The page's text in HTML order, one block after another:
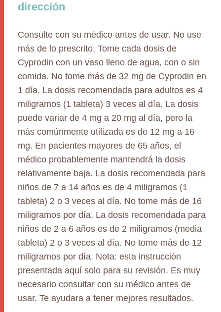
dirección
Consulte con su médico antes de usar. No use
más de lo prescrito. Tome cada dosis de
Cyprodin con un vaso lleno de agua, con o sin
comida. No tome más de 32 mg de Cyprodin en
1 día. La dosis recomendada para adultos es 4
miligramos (1 tableta) 3 veces al día. La dosis
puede variar de 4 mg a 20 mg al día, pero la
más comúnmente utilizada es de 12 mg a 16
mg. En pacientes mayores de 65 años, el
médico probablemente mantendrá la dosis
relativamente baja. La dosis recomendada para
niños de 7 a 14 años es de 4 miligramos (1
tableta) 2 o 3 veces al día. No tome más de 16
miligramos por día. La dosis recomendada para
niños de 2 a 6 años es de 2 miligramos (media
tableta) 2 o 3 veces al día. No tome más de 12
miligramos por día. Nota: esta instrucción
presentada aquí solo para su revisión. Es muy
necesario consultar con su médico antes de
usar. Te ayudara a tener mejores resultados.